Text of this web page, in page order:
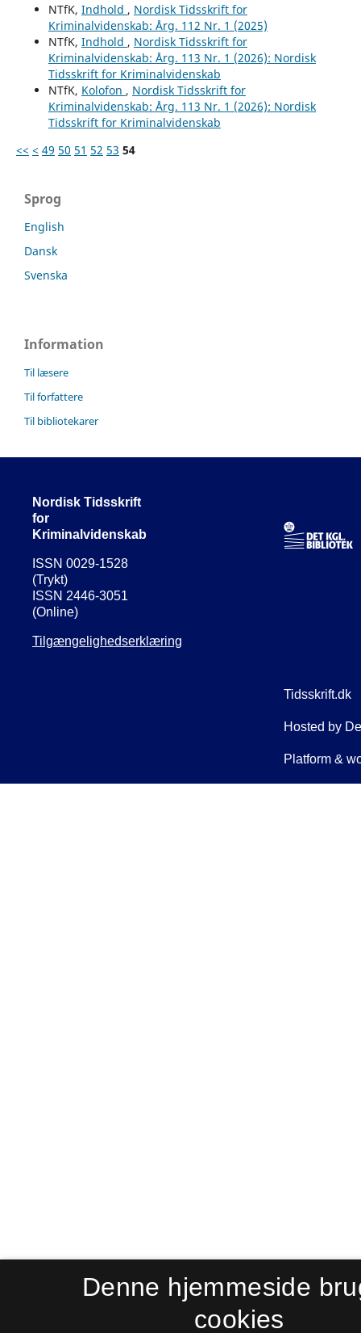
NTfK, Indhold , Nordisk Tidsskrift for
Kriminalvidenskab: Årg. 112 Nr. 1 (2025)
NTfK, Indhold , Nordisk Tidsskrift for
Kriminalvidenskab: Årg. 113 Nr. 1 (2026): Nordisk
Tidsskrift for Kriminalvidenskab
NTfK, Kolofon , Nordisk Tidsskrift for
Kriminalvidenskab: Årg. 113 Nr. 1 (2026): Nordisk
Tidsskrift for Kriminalvidenskab
<< < 49 50 51 52 53 54
Sprog
English
Dansk
Svenska
Information
Til læsere
Til forfattere
Til bibliotekarer
Nordisk Tidsskrift
for
Kriminalvidenskab
ISSN 0029-1528
(Trykt)
ISSN 2446-3051
(Online)
Tilgængelighedserklæring
Denne hjemmeside
cookies